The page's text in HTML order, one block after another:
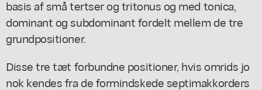
basis af små tertser og tritonus og med tonica,
dominant og subdominant fordelt mellem de tre
grundpositioner.
Disse tre tæt forbundne positioner, hvis omrids jo
nok kendes fra de formindskede septimakkorders